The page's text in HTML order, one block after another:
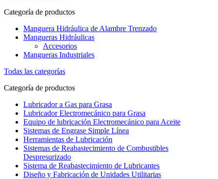
Categoría de productos
Manguera Hidráulica de Alambre Trenzado
Mangueras Hidráulicas
Accesorios
Mangueras Industriales
Todas las categorías
Categoría de productos
Lubricador a Gas para Grasa
Lubricador Electromecánico para Grasa
Equipo de lubricación Electromecánico para Aceite
Sistemas de Engrase Simple Línea
Herramientas de Lubricación
Sistemas de Reabastecimiento de Combustibles
Despresurizado
Sistema de Reabastecimiento de Lubricantes
Diseño y Fabricación de Unidades Utilitarias